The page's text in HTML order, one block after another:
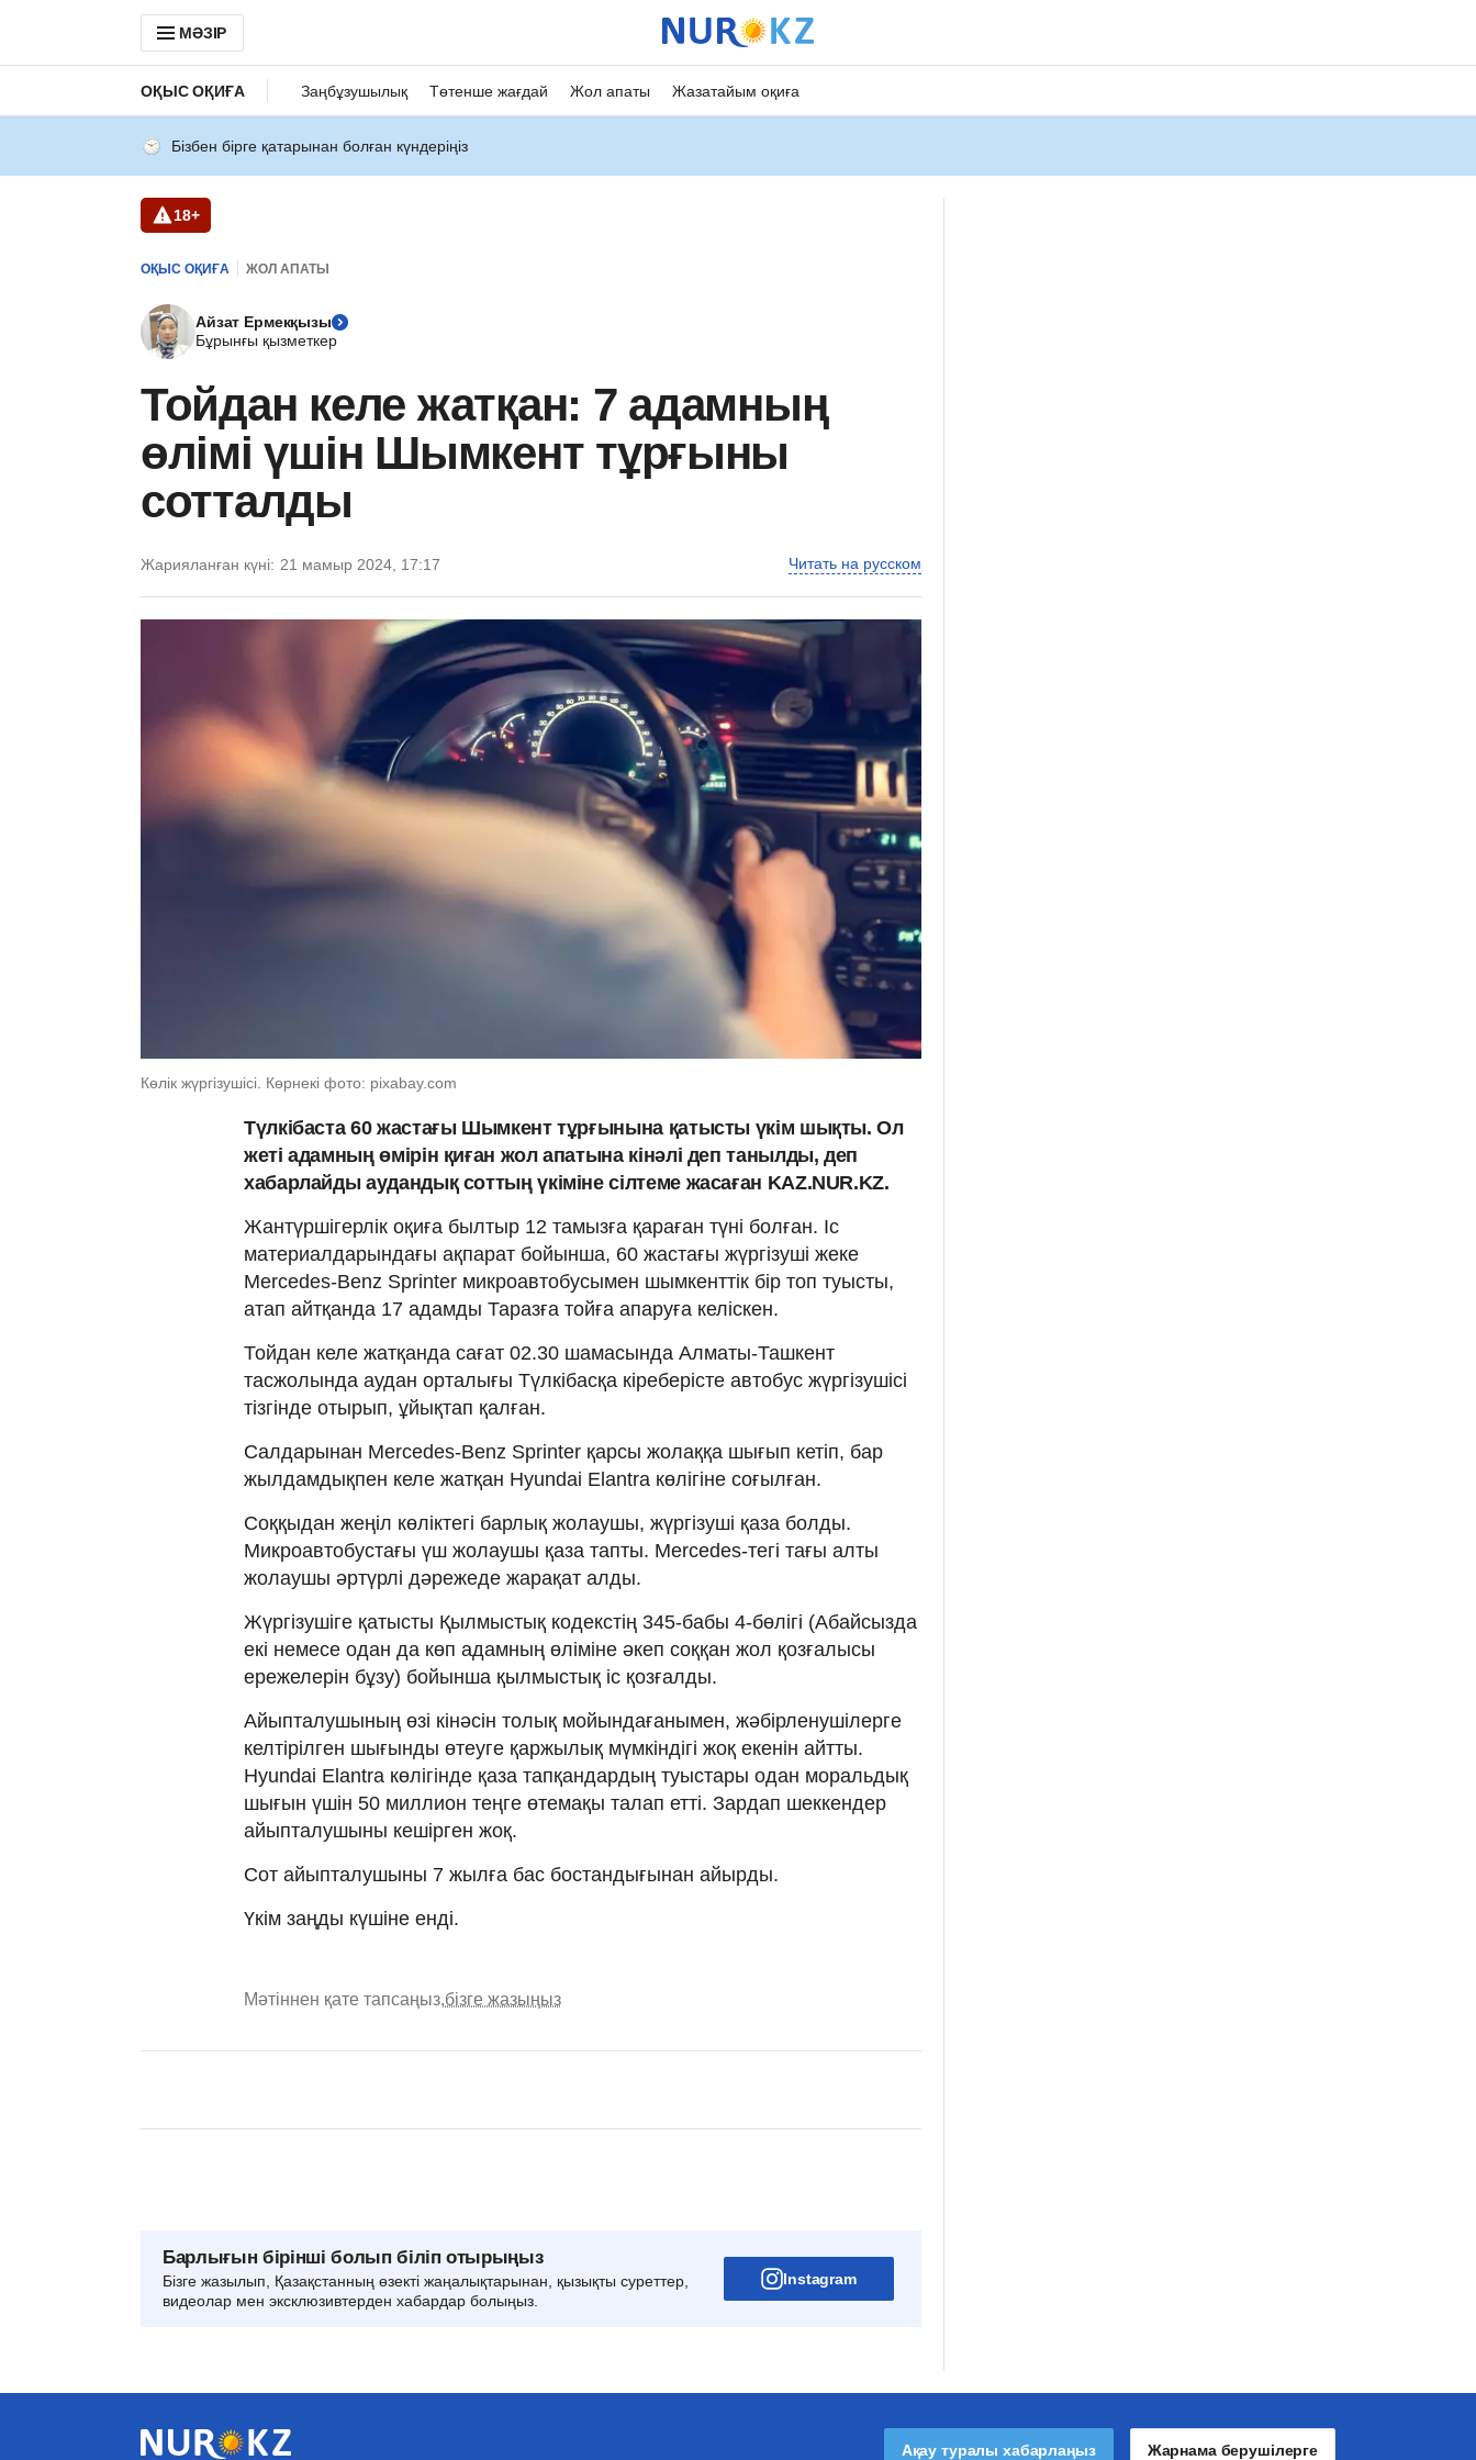
МӘЗІР
ОҚЫС ОҚИҒА Заңбұзушылық Төтенше жағдай Жол апаты Жазатайым оқиға
Бізбен бірге қатарынан болған күндеріңіз
18+
ОҚЫС ОҚИҒА ЖОЛ АПАТЫ
Айзат Ермекқызы
Бұрынғы қызметкер
Тойдан келе жатқан: 7 адамның
өлімі үшін Шымкент тұрғыны
сотталды
Жарияланған күні: 21 мамыр 2024, 17:17 Читать на русском
Көлік жүргізушісі. Көрнекі фото: pixabay.com
Түлкібаста 60 жастағы Шымкент тұрғынына қатысты үкім шықты. Ол
жеті адамның өмірін қиған жол апатына кінәлі деп танылды, деп
хабарлайды аудандық соттың үкіміне сілтеме жасаған KAZ.NUR.KZ.
Жантүршігерлік оқиға былтыр 12 тамызға қараған түні болған. Іс
материалдарындағы ақпарат бойынша, 60 жастағы жүргізуші жеке
Mercedes-Benz Sprinter микроавтобусымен шымкенттік бір топ туысты,
атап айтқанда 17 адамды Таразға тойға апаруға келіскен.
Тойдан келе жатқанда сағат 02.30 шамасында Алматы-Ташкент
тасжолында аудан орталығы Түлкібасқа кіреберісте автобус жүргізушісі
тізгінде отырып, ұйықтап қалған.
Салдарынан Mercedes-Benz Sprinter қарсы жолаққа шығып кетіп, бар
жылдамдықпен келе жатқан Hyundai Elantra көлігіне соғылған.
Соққыдан жеңіл көліктегі барлық жолаушы, жүргізуші қаза болды.
Микроавтобустағы үш жолаушы қаза тапты. Mercedes-тегі тағы алты
жолаушы әртүрлі дәрежеде жарақат алды.
Жүргізушіге қатысты Қылмыстық кодекстің 345-бабы 4-бөлігі (Абайсызда
екі немесе одан да көп адамның өліміне әкеп соққан жол қозғалысы
ережелерін бұзу) бойынша қылмыстық іс қозғалды.
Айыпталушының өзі кінәсін толық мойындағанымен, жәбірленушілерге
келтірілген шығынды өтеуге қаржылық мүмкіндігі жоқ екенін айтты.
Hyundai Elantra көлігінде қаза тапқандардың туыстары одан моральдық
шығын үшін 50 миллион теңге өтемақы талап етті. Зардап шеккендер
айыпталушыны кешірген жоқ.
Сот айыпталушыны 7 жылға бас бостандығынан айырды.
Үкім заңды күшіне енді.
Мәтіннен қате тапсаңыз,бізге жазыңыз
Барлығын бірінші болып біліп отырыңыз
Бізге жазылып, Қазақстанның өзекті жаңалықтарынан, қызықты суреттер,
видеолар мен эксклюзивтерден хабардар болыңыз.
Instagram
Ақау туралы хабарлаңыз Жарнама берушілерге